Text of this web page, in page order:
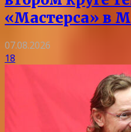
«Мастерса» в
07.08.2026
18